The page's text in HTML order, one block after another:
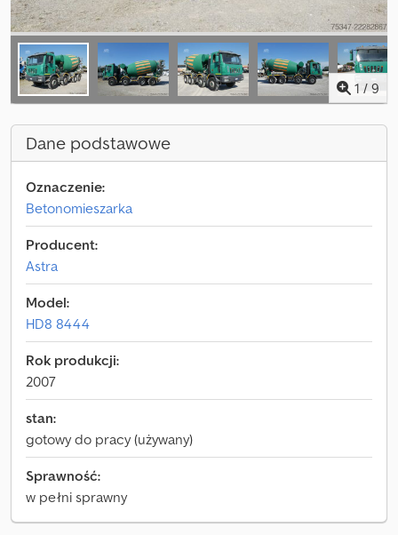
1 / 9
Dane podstawowe
Oznaczenie:
Betonomieszarka
Producent:
Astra
Model:
HD8 8444
Rok produkcji:
2007
stan:
gotowy do pracy (używany)
Sprawność:
w pełni sprawny